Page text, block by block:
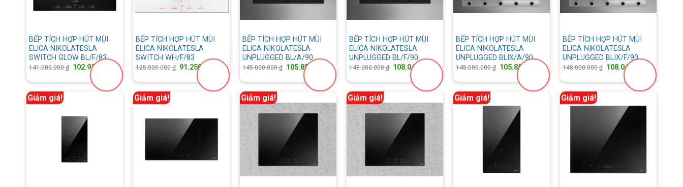
BẾP TÍCH HỢP HÚT MÙI
ELICA NIKOLATESLA
SWITCH GLOW BL/F/83
141.000.000₫ Giá
là:
141.000.000 ₫.
102.930.000 ₫Giá
hiện
tại
là:
102.930.000 ₫.
BẾP TÍCH HỢP HÚT MÙI
ELICA NIKOLATESLA
SWITCH WH/F/83
125.000.000₫ Giá
là:
125.000.000 ₫.
91.250.000
Giá
hiện
tại
là:
91.250.000 ₫.
BẾP TÍCH HỢP HÚT MÙI
ELICA NIKOLATESLA
UNPLUGGED BL/A/90
145.000.000₫ Giá
là:
145.000.000 ₫.
105.850.000 ₫Giá
hiện
tại
là:
105.850.000 ₫.
BẾP TÍCH HỢP HÚT MÙI
ELICA NIKOLATESLA
UNPLUGGED BL/F/90
148.000.000₫ Giá
là:
148.000.000 ₫.
108.040.000 ₫Giá
hiện
tại
là:
108.040.000 ₫.
BẾP TÍCH HỢP HÚT MÙI
ELICA NIKOLATESLA
UNPLUGGED BLIX/A/90
145.000.000₫ Giá
là:
145.000.000 ₫.
105.850.000 ₫Giá
hiện
tại
là:
105.850.000 ₫.
BẾP TÍCH HỢP HÚT MÙI
ELICA NIKOLATESLA
UNPLUGGED BLIX/F/90
148.000.000₫ Giá
là:
148.000.000 ₫.
108.040.000 ₫Giá
hiện
tại
là:
Giảm giá! Giảm giá! Giảm giá! Giảm giá! Giảm giá! Giảm giá!